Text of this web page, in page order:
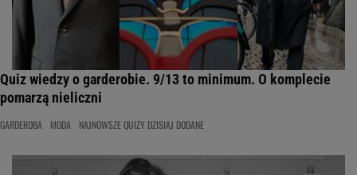
Quiz wiedzy o garderobie. 9/13 to minimum. O komplecie
pomarzą nieliczni
GARDEROBA MODA NAJNOWSZE QUIZY DZISIAJ DODANE